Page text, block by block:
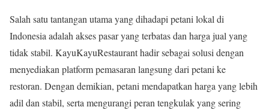
Salah satu tantangan utama yang dihadapi petani lokal di
Indonesia adalah akses pasar yang terbatas dan harga jual yang
tidak stabil. KayuKayuRestaurant hadir sebagai solusi dengan
menyediakan platform pemasaran langsung dari petani ke
restoran. Dengan demikian, petani mendapatkan harga yang lebih
adil dan stabil, serta mengurangi peran tengkulak yang sering